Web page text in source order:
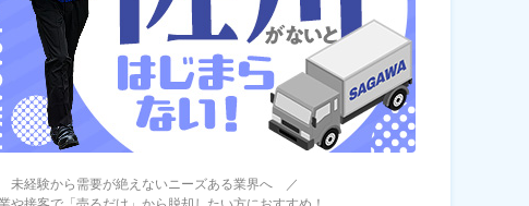
未経験から需要が絶えないニーズある業界へ ／